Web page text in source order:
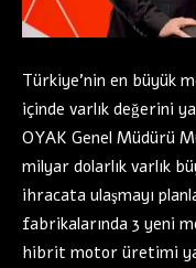
Türkiye’nin en büyük
içinde varlık değerini
OYAK Genel Müdürü
milyar dolarlık varlık
ihracata ulaşmayı
fabrikalarında 3 yeni
hibrit motor üretimi